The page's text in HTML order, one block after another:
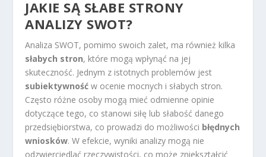
JAKIE SĄ SŁABE STRONY
ANALIZY SWOT?
Analiza SWOT, pomimo swoich zalet, ma również kilka
słabych stron, które mogą wpłynąć na jej
skuteczność. Jednym z istotnych problemów jest
subiektywność w ocenie mocnych i słabych stron.
Często różne osoby mogą mieć odmienne opinie
dotyczące tego, co stanowi siłę lub słabość danego
przedsiębiorstwa, co prowadzi do możliwości błędnych
wniosków. W efekcie, wyniki analizy mogą nie
odzwierciedlać rzeczywistości, co może zniekształcić